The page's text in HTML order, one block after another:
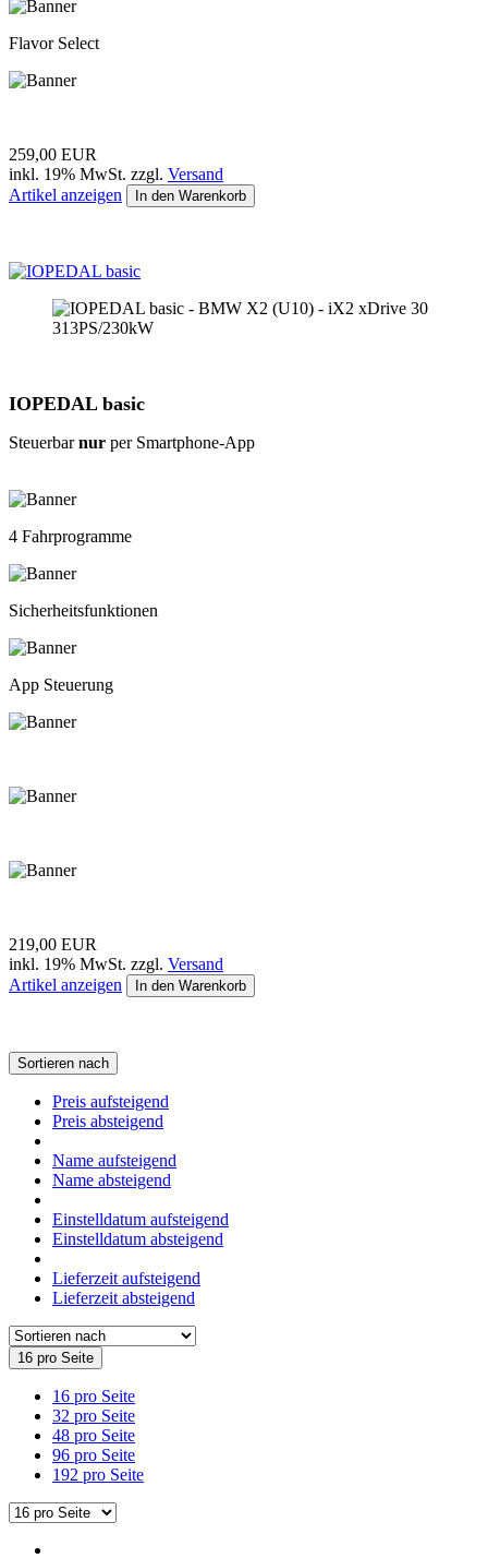
Flavor Select
259,00 EUR
inkl. 19% MwSt. zzgl. Versand
Artikel anzeigen
In den Warenkorb
IOPEDAL basic
Steuerbarnur per Smartphone-App
4 Fahrprogramme
Sicherheitsfunktionen
App Steuerung
219,00 EUR
inkl. 19% MwSt. zzgl. Versand
Artikel anzeigen
In den Warenkorb
Sortieren nach
Preis aufsteigend
Preis absteigend
Name aufsteigend
Name absteigend
Einstelldatum aufsteigend
Einstelldatum absteigend
Lieferzeit aufsteigend
Lieferzeit absteigend
16 pro Seite
16 pro Seite
32 pro Seite
48 pro Seite
96 pro Seite
192 pro Seite